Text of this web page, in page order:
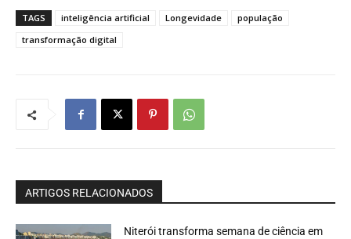
TAGS inteligência artificial Longevidade
população
transformação digital
ARTIGOS RELACIONADOS
Niterói transforma semana de ciência em